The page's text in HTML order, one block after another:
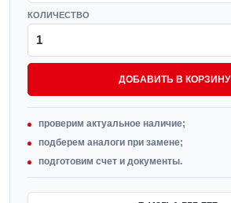
КОЛИЧЕСТВО
ДОБАВИТЬ В КОРЗИНУ
проверим актуальное наличие;
подберем аналоги при замене;
подготовим счет и документы.